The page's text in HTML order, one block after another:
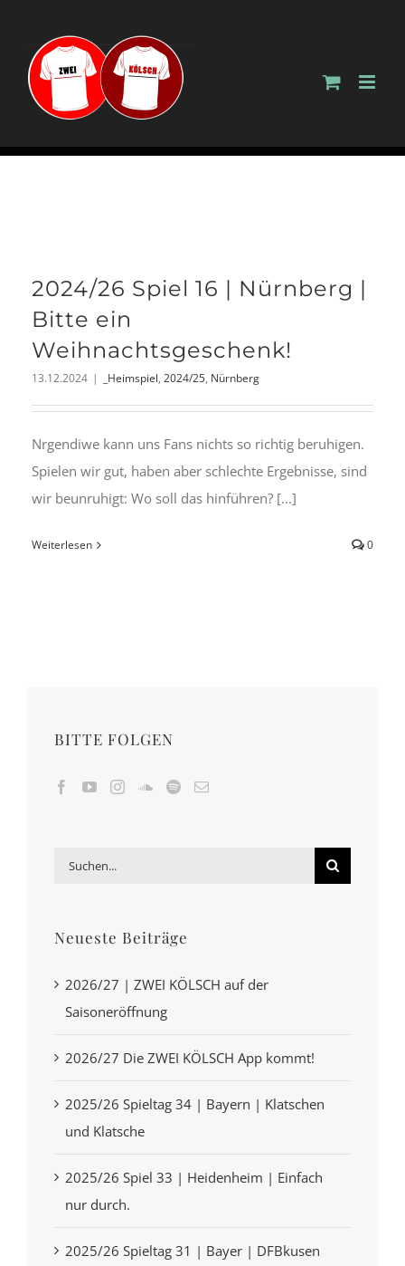
springen
2024/26 Spiel 16 | Nürnberg |
Bitte ein
Weihnachtsgeschenk!
13.12.2024 | _Heimspiel, 2024/25, Nürnberg
Nrgendiwe kann uns Fans nichts so richtig beruhigen.
Spielen wir gut, haben aber schlechte Ergebnisse, sind
wir beunruhigt: Wo soll das hinführen? [...]
Weiterlesen 0
BITTE FOLGEN
Suche
Neueste Beiträge
2026/27 | ZWEI KÖLSCH auf der
Saisoneröffnung
2026/27 Die ZWEI KÖLSCH App kommt!
2025/26 Spieltag 34 | Bayern | Klatschen
und Klatsche
2025/26 Spiel 33 | Heidenheim | Einfach
nur durch.
2025/26 Spieltag 31 | Bayer | DFBkusen